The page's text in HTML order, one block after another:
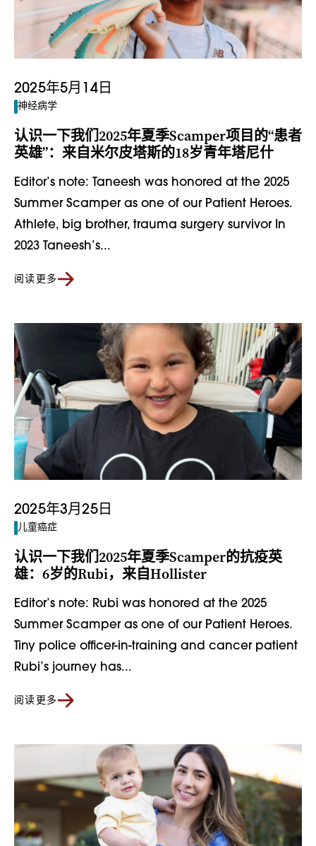
2025年5月14日
神经病学
认识一下我们2025年夏季Scamper项目的“患者
英雄”：来自米尔皮塔斯的18岁青年塔尼什
Editor’s note: Taneesh was honored at the 2025
Summer Scamper as one of our Patient Heroes.
Athlete, big brother, trauma surgery survivor In
2023 Taneesh’s...
阅读更多
2025年3月25日
儿童癌症
认识一下我们2025年夏季Scamper的抗疫英
雄：6岁的Rubi，来自Hollister
Editor’s note: Rubi was honored at the 2025
Summer Scamper as one of our Patient Heroes.
Tiny police officer-in-training and cancer patient
Rubi’s journey has...
阅读更多